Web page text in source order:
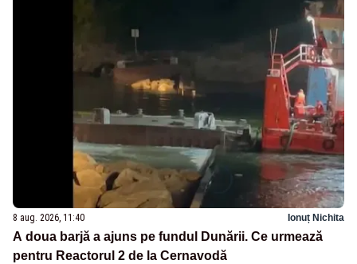
8 aug. 2026, 11:40 Ionuț Nichita
A doua barjă a ajuns pe fundul Dunării. Ce urmează
pentru Reactorul 2 de la Cernavodă